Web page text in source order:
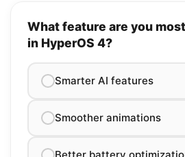
What feature are you
in HyperOS 4?
Smarter AI features
Smoother animations